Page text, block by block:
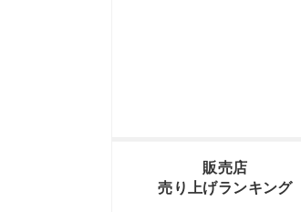
販売店
売り上げランキング